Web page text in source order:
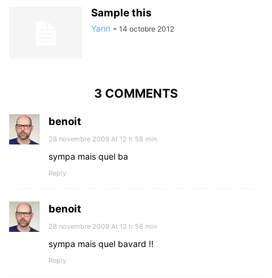
Sample this
Yann - 14 octobre 2012
3 COMMENTS
benoit
28 novembre 2009 At 12 h 58 min
sympa mais quel ba
Reply
benoit
28 novembre 2009 At 12 h 58 min
sympa mais quel bavard !!
Reply